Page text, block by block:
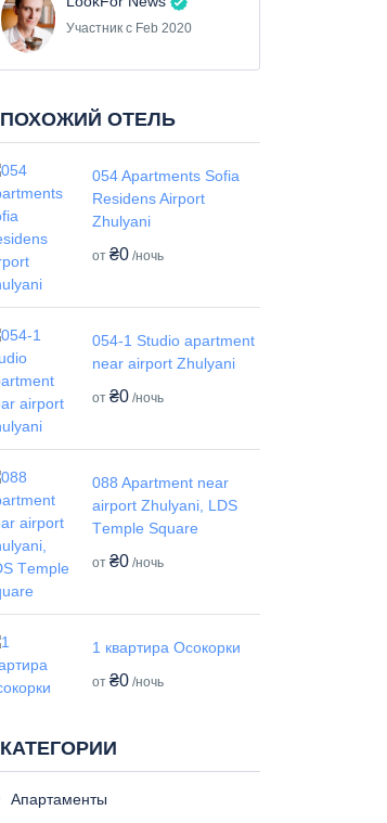
Участник с Feb 2020
ПОХОЖИЙ ОТЕЛЬ
054 Apartments Sofia
Residens Airport
Zhulyani
от ₴0 /ночь
054-1 Studio apartment
near airport Zhulyani
от ₴0 /ночь
088 Apartment near
airport Zhulyani, LDS
Tеmple Square
от ₴0 /ночь
1 квартира Осокорки
от ₴0 /ночь
КАТЕГОРИИ
Апартаменты